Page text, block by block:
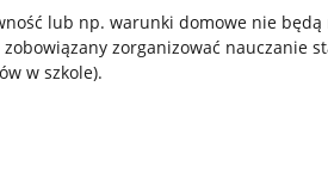
lub np. warunki domowe nie będą
zorganizować nauczanie
w szkole).